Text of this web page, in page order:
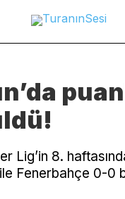
Lig’in 8.
Fenerbahçe 0-0